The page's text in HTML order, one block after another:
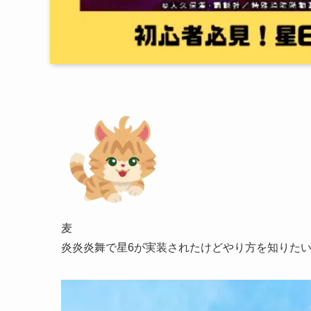
麦
炎炎炎舞で星6が実装されたけどやり方を知りた